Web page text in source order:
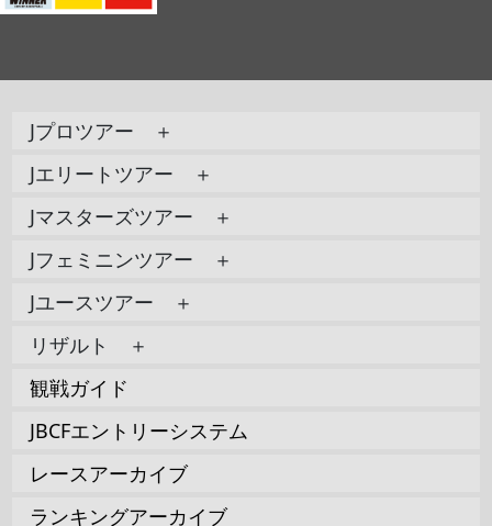
Jプロツアー ＋
Jエリートツアー ＋
Jマスターズツアー ＋
Jフェミニンツアー ＋
Jユースツアー ＋
リザルト ＋
観戦ガイド
JBCFエントリーシステム
レースアーカイブ
ランキングアーカイブ